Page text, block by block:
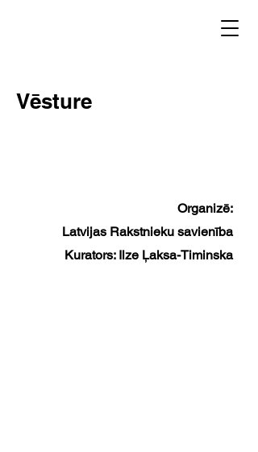
Vēsture
Organizē:
Latvijas Rakstnieku savienība
Kurators: Ilze Ļaksa-Timinska